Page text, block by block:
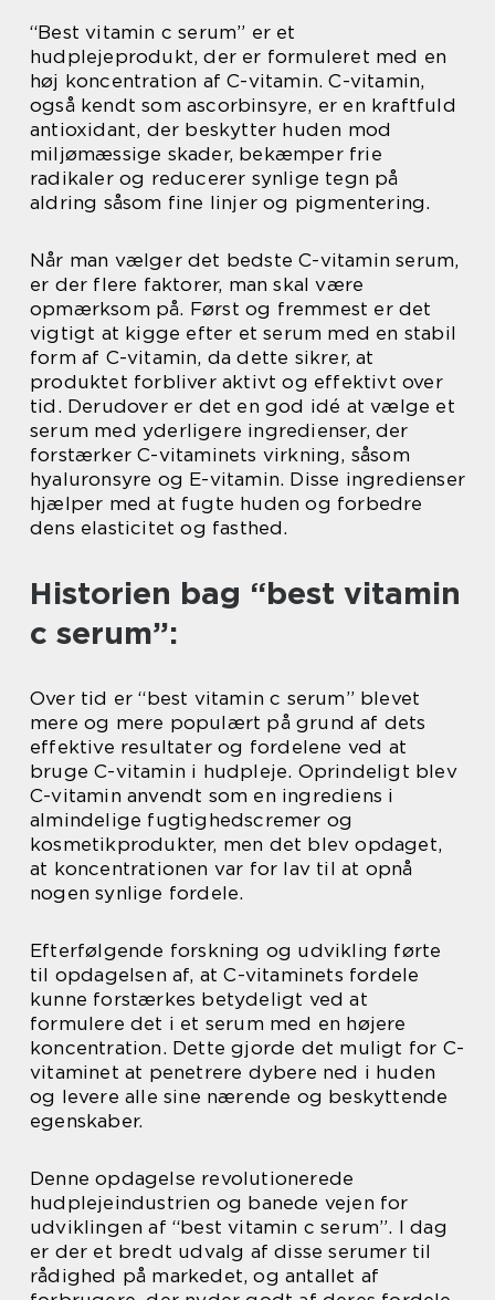
“Best vitamin c serum” er et
hudplejeprodukt, der er formuleret med en
høj koncentration af C-vitamin. C-vitamin,
også kendt som ascorbinsyre, er en kraftfuld
antioxidant, der beskytter huden mod
miljømæssige skader, bekæmper frie
radikaler og reducerer synlige tegn på
aldring såsom fine linjer og pigmentering.
Når man vælger det bedste C-vitamin serum,
er der flere faktorer, man skal være
opmærksom på. Først og fremmest er det
vigtigt at kigge efter et serum med en stabil
form af C-vitamin, da dette sikrer, at
produktet forbliver aktivt og effektivt over
tid. Derudover er det en god idé at vælge et
serum med yderligere ingredienser, der
forstærker C-vitaminets virkning, såsom
hyaluronsyre og E-vitamin. Disse ingredienser
hjælper med at fugte huden og forbedre
dens elasticitet og fasthed.
Historien bag “best vitamin
c serum”:
Over tid er “best vitamin c serum” blevet
mere og mere populært på grund af dets
effektive resultater og fordelene ved at
bruge C-vitamin i hudpleje. Oprindeligt blev
C-vitamin anvendt som en ingrediens i
almindelige fugtighedscremer og
kosmetikprodukter, men det blev opdaget,
at koncentrationen var for lav til at opnå
nogen synlige fordele.
Efterfølgende forskning og udvikling førte
til opdagelsen af, at C-vitaminets fordele
kunne forstærkes betydeligt ved at
formulere det i et serum med en højere
koncentration. Dette gjorde det muligt for C-
vitaminet at penetrere dybere ned i huden
og levere alle sine nærende og beskyttende
egenskaber.
Denne opdagelse revolutionerede
hudplejeindustrien og banede vejen for
udviklingen af “best vitamin c serum”. I dag
er der et bredt udvalg af disse serumer til
rådighed på markedet, og antallet af